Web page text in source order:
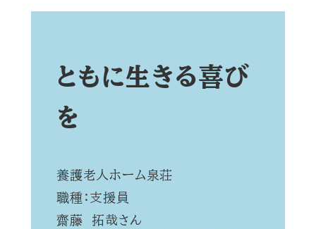
ともに生きる喜び
を
養護老人ホーム泉荘
職種：支援員
齋藤 拓哉さん